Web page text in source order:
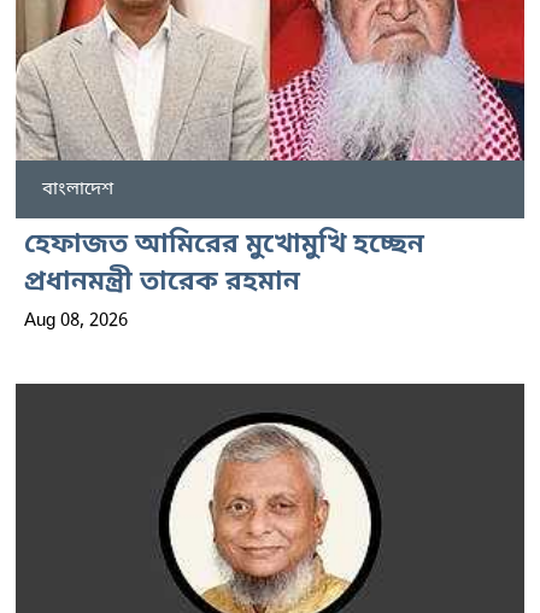
বাংলাদেশ
হেফাজত আমিরের মুখোমুখি হচ্ছেন
প্রধানমন্ত্রী তারেক রহমান
Aug 08, 2026